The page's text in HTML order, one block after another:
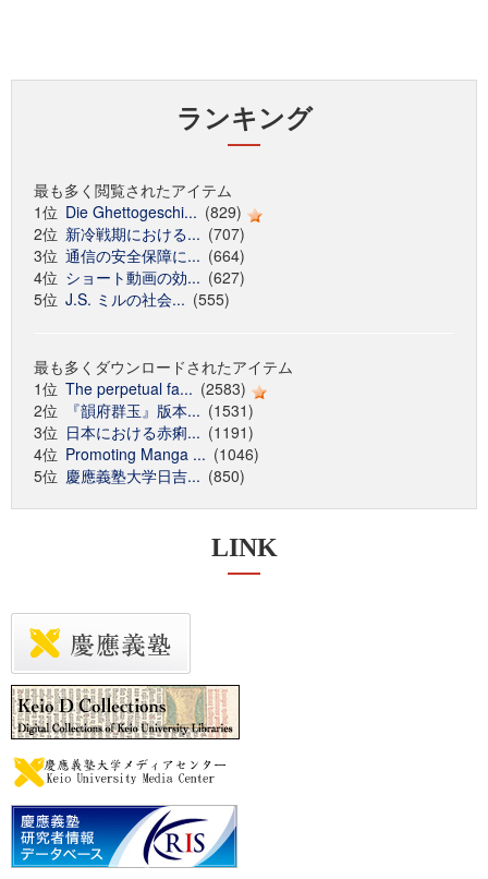
ランキング
最も多く閲覧されたアイテム
1位 Die Ghettogeschi... (829)
2位 新冷戦期における... (707)
3位 通信の安全保障に... (664)
4位 ショート動画の効... (627)
5位 J.S. ミルの社会... (555)
最も多くダウンロードされたアイテム
1位 The perpetual fa... (2583)
2位
『韻府群玉』版本... (1531)
3位 日本における赤痢... (1191)
4位 Promoting Manga ... (1046)
5位 慶應義塾大学日吉... (850)
LINK